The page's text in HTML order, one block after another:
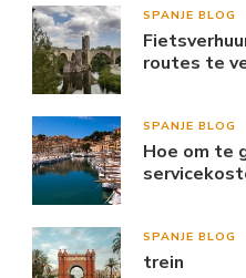
SPANJE BLOG
routes te
SPANJE BLOG
Hoe om te
SPANJE BLOG
trein